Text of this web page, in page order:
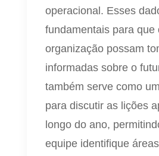
operacional. Esses
fundamentais para que
organização possam
informadas sobre o
também serve como
para discutir as lições
longo do ano,
equipe identifique